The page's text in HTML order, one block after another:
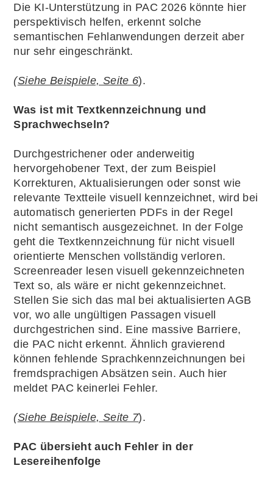
Die KI-Unterstützung in PAC 2026 könnte hier
perspektivisch helfen, erkennt solche
semantischen Fehlanwendungen derzeit aber
nur sehr eingeschränkt.
(Siehe Beispiele, Seite 6).
Was ist mit Textkennzeichnung und
Sprachwechseln?
Durchgestrichener oder anderweitig
hervorgehobener Text, der zum Beispiel
Korrekturen, Aktualisierungen oder sonst wie
relevante Textteile visuell kennzeichnet, wird bei
automatisch generierten PDFs in der Regel
nicht semantisch ausgezeichnet. In der Folge
geht die Textkennzeichnung für nicht visuell
orientierte Menschen vollständig verloren.
Screenreader lesen visuell gekennzeichneten
Text so, als wäre er nicht gekennzeichnet.
Stellen Sie sich das mal bei aktualisierten AGB
vor, wo alle ungültigen Passagen visuell
durchgestrichen sind. Eine massive Barriere,
die PAC nicht erkennt. Ähnlich gravierend
können fehlende Sprachkennzeichnungen bei
fremdsprachigen Absätzen sein. Auch hier
meldet PAC keinerlei Fehler.
(Siehe Beispiele, Seite 7).
PAC übersieht auch Fehler in der
Lesereihenfolge